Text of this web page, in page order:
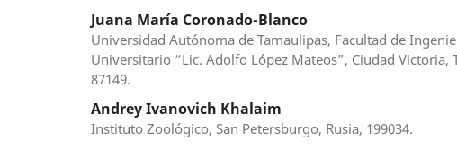
Juana María Coronado-Blanco
Universidad Autónoma de Tamaulipas, Facultad de
Universitario “Lic. Adolfo López Mateos”, Ciudad Victoria,
87149.
Andrey Ivanovich Khalaim
Instituto Zoológico, San Petersburgo, Rusia, 199034.